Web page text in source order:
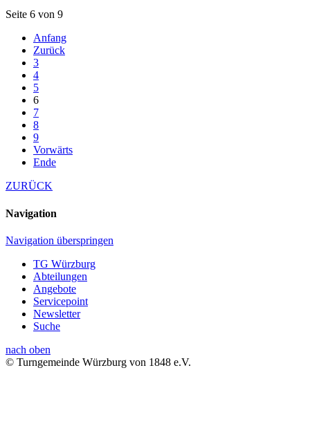
Seite 6 von 9
Anfang
Zurück
3
4
5
6
7
8
9
Vorwärts
Ende
ZURÜCK
Navigation
Navigation überspringen
TG Würzburg
Abteilungen
Angebote
Servicepoint
Newsletter
Suche
nach oben
© Turngemeinde Würzburg von 1848 e.V.